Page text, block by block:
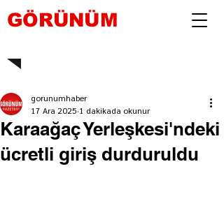
GÖRÜNÜM
Karaağaç Yerleşkesi'ndeki
ücretli giriş durduruldu
gorunumhaber
17 Ara 2025 1 dakikada okunur